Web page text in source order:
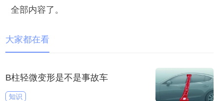
全部内容了。
大家都在看
B柱轻微变形是不是事故车
知识